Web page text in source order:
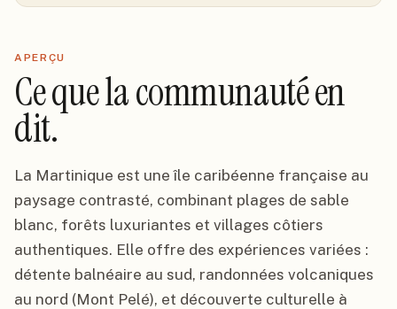
APERÇU
Ce que la communauté en
dit.
La Martinique est une île caribéenne française au
paysage contrasté, combinant plages de sable
blanc, forêts luxuriantes et villages côtiers
authentiques. Elle offre des expériences variées :
détente balnéaire au sud, randonnées volcaniques
au nord (Mont Pelé), et découverte culturelle à